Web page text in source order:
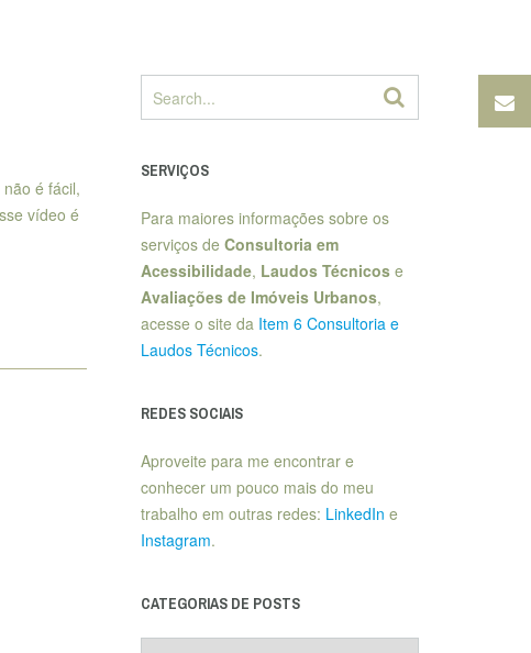
é fácil,
vídeo é
SERVIÇOS
Para maiores informações sobre os
serviços de Consultoria em
Acessibilidade, Laudos Técnicose
Avaliações de Imóveis Urbanos,
acesse o site da Item 6 Consultoria e
Laudos Técnicos.
REDES SOCIAIS
Aproveite para me encontrar e
conhecer um pouco mais do meu
trabalho em outras redes: LinkedIn e
Instagram.
CATEGORIAS DE POSTS